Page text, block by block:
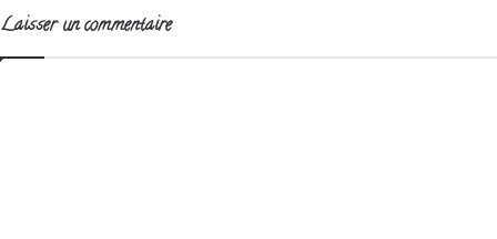
Laisser un commentaire